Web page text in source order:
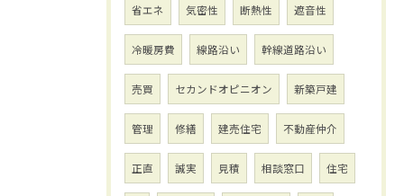
省エネ 気密性 断熱性 遮音性
冷暖房費 線路沿い 幹線道路沿い
売買 セカンドオピニオン 新築戸建
管理 修繕 建売住宅 不動産仲介
正直 誠実 見積 相談窓口 住宅